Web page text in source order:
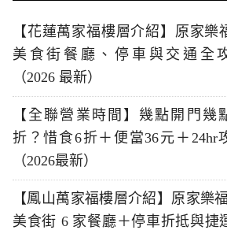
【花蓮萬家福樓層介紹】原家樂
美食街餐廳、停車與交通全
（2026 最新）
【全聯營業時間】幾點開門幾
折？惜食6折＋便當36元＋24hr
（2026最新）
【鳳山萬家福樓層介紹】原家樂
美食街 6 家餐廳＋停車折抵與捷